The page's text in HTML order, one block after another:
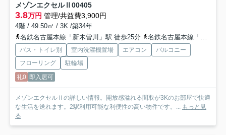
メゾンエクセルⅡ 00405
3.8万円 管理/共益費3,900円
4階 / 49.50㎡ / 3K /築34年
名鉄名古屋本線「新木曽川」駅 徒歩25分
名鉄名古屋本線「石刀」駅 徒歩19分
バス・トイレ別 室内洗濯機置場 エアコン
バルコニー
フローリング
駐輪場
礼0 即入居可
メゾンエクセルⅡの詳しい情報。開放感溢れる間取が3Kのお部屋で快適
な生活を送れます。2駅利用可能な利便性の高い物件です。... もっと見
る